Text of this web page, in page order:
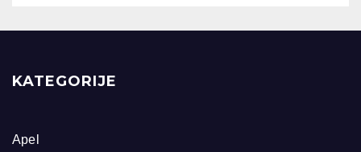
KATEGORIJE
Apel